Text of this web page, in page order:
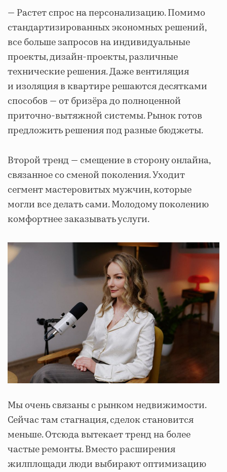
— Растет спрос на персонализацию. Помимо
стандартизированных экономных решений,
все больше запросов на индивидуальные
проекты, дизайн-проекты, различные
технические решения. Даже вентиляция
и изоляция в квартире решаются десятками
способов — от бризёра до полноценной
приточно-вытяжной системы. Рынок готов
предложить решения под разные бюджеты.
Второй тренд — смещение в сторону онлайна,
связанное со сменой поколения. Уходит
сегмент мастеровитых мужчин, которые
могли все делать сами. Молодому поколению
комфортнее заказывать услуги.
Мы очень связаны с рынком недвижимости.
Сейчас там стагнация, сделок становится
меньше. Отсюда вытекает тренд на более
частые ремонты. Вместо расширения
жилплощади люди выбирают оптимизацию